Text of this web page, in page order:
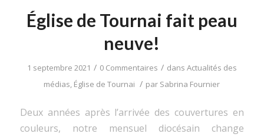
Église de Tournai fait peau
neuve!
1 septembre 2021 / 0 Commentaires / dans Actualités des
médias, Église de Tournai / par Sabrina Fournier
Deux années après l’arrivée des couvertures en
couleurs, notre mensuel diocésain change